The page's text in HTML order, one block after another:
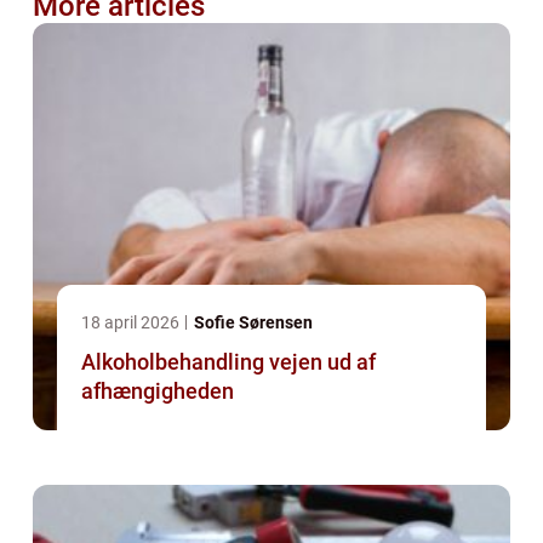
18 april 2026 Sofie Sørensen
Alkoholbehandling vejen ud af
afhængigheden